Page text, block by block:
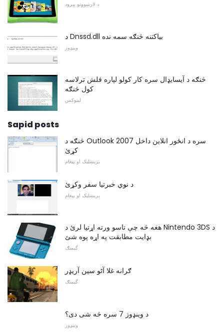
د لارښوونو پیرود
د Dnssd.dll بیاکتنه څنګه سمه نده
وینډوز
څنګه د آیسایډال سره کار کولو لپاره فلش ترلاسه
کول څنګه
لینوکس
Sapid posts
څنګه د Outlook 2007 سره د انځور انلاین داخل
کړئ
برېښلیک او پیغام
د نوي خبرتیا سفر وکړئ
برېښلیک او پیغام
هغه څه چې تاسو ورته اړتیا لرئ د Nintendo 3DS د
بډایت مطابقت په اړه پوه شئ
گیمنګ
ګرانه غلا آٹو سین آریډر
گیمنګ
د وینډوز 7 سره څه شی دی؟
وینډوز